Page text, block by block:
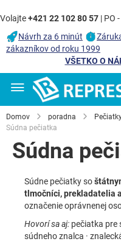
Volajte+421 22 102 80 57 | PO
Návrh za 6 minút
zákazníkov od roku 1999
VŠETKO O
Domov poradna
Súdna pečiatka
Súdna
Súdne pečiatky so
tlmočníci, prekladatelia
označenie oprávnenej
Hovorí sa aj: pečiatka pre
súdneho znalca ·